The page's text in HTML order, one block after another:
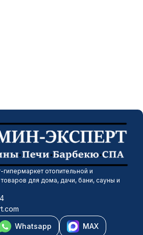
отопительной и
товаров для дома, дачи, бани, сауны и
Whatsapp MAX